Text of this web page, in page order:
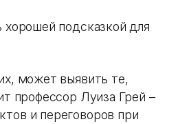
подсказкой для
может выявить те,
профессор Луиза Грей –
и переговоров при